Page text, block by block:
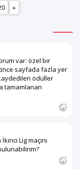
»
var: özel bir
sayfada fazla yer
ödüller
tamamlanan
Lig maçını